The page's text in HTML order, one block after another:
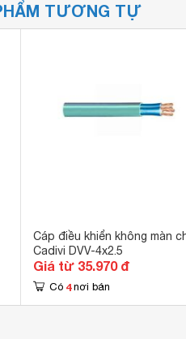
TƯƠNG TỰ
Cáp điều khiển không màn
Cadivi DVV-4x2.5
Giá từ 35.970 đ
Có 4 nơi bán